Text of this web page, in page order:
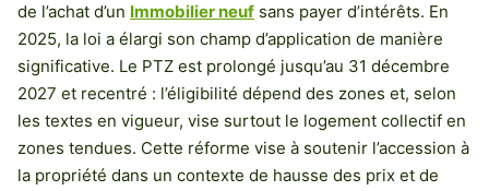
de l’achat d’un Immobilier neuf sans payer d’intérêts. En
2025, la loi a élargi son champ d’application de manière
significative. Le PTZ est prolongé jusqu’au 31 décembre
2027 et recentré : l’éligibilité dépend des zones et, selon
les textes en vigueur, vise surtout le logement collectif en
zones tendues. Cette réforme vise à soutenir l’accession à
la propriété dans un contexte de hausse des prix et de